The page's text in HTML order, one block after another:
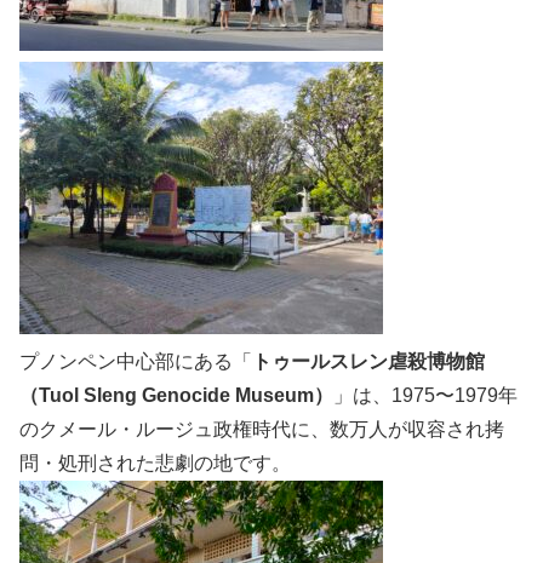
プノンペン中心部にある「
トゥールスレン虐殺博物館
（Tuol Sleng Genocide Museum）
」は、1975〜1979年
のクメール・ルージュ政権時代に、数万人が収容され拷
問・処刑された悲劇の地です。